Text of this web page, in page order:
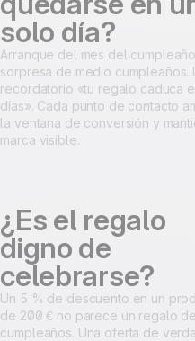
solo día?
Arranque del mes del
sorpresa de medio cumpleaños.
recordatorio «tu regalo caduca
días». Cada punto de contacto
la ventana de conversión y
marca visible.
¿Es el regalo
digno de
celebrarse?
Un 5 % de descuento en un
de 200 € no parece un regalo de
cumpleaños. Una oferta de